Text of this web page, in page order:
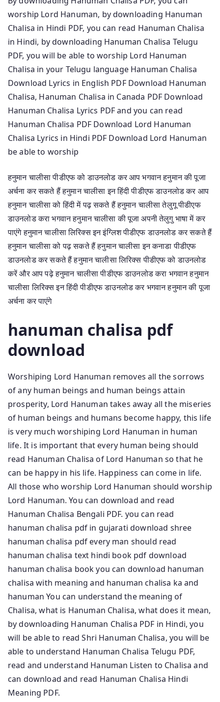
worship Lord Hanuman, by downloading Hanuman
Chalisa in Hindi PDF, you can read Hanuman Chalisa
in Hindi, by downloading Hanuman Chalisa Telugu
PDF, you will be able to worship Lord Hanuman
Chalisa in your Telugu language Hanuman Chalisa
Download Lyrics in English PDF Download Hanuman
Chalisa, Hanuman Chalisa in Canada PDF Download
Hanuman Chalisa Lyrics PDF and you can read
Hanuman Chalisa PDF Download Lord Hanuman
Chalisa Lyrics in Hindi PDF Download Lord Hanuman
be able to worship
हनुमान चालीसा पीडीएफ को डाउनलोड कर आप भगवान हनुमान की पूजा
अर्चना कर सकते हैं हनुमान चालीसा इन हिंदी पीडीएफ डाउनलोड कर आप
हनुमान चालीसा को हिंदी में पढ़ सकते हैं हनुमान चालीसा तेलुगू पीडीएफ
डाउनलोड करा भगवान हनुमान चालीसा की पूजा अपनी तेलुगु भाषा में कर
पाएंगे हनुमान चालीसा लिरिक्स इन इंग्लिश पीडीएफ डाउनलोड कर सकते हैं
हनुमान चालीसा को पढ़ सकते हैं हनुमान चालीसा इन कनाडा पीडीएफ
डाउनलोड कर सकते हैं हनुमान चालीसा लिरिक्स पीडीएफ को डाउनलोड
करें और आप पढ़े हनुमान चालीसा पीडीएफ डाउनलोड करा भगवान हनुमान
चालीसा लिरिक्स इन हिंदी पीडीएफ डाउनलोड कर भगवान हनुमान की पूजा
अर्चना कर पाएंगे
hanuman chalisa pdf
download
Worshiping Lord Hanuman removes all the sorrows
of any human beings and human beings attain
prosperity, Lord Hanuman takes away all the miseries
of human beings and humans become happy, this life
is very much worshiping Lord Hanuman in human
life. It is important that every human being should
read Hanuman Chalisa of Lord Hanuman so that he
can be happy in his life. Happiness can come in life.
All those who worship Lord Hanuman should worship
Lord Hanuman. You can download and read
Hanuman Chalisa Bengali PDF. you can read
hanuman chalisa pdf in gujarati download shree
hanuman chalisa pdf every man should read
hanuman chalisa text hindi book pdf download
hanuman chalisa book you can download hanuman
chalisa with meaning and hanuman chalisa ka and
hanuman You can understand the meaning of
Chalisa, what is Hanuman Chalisa, what does it mean,
by downloading Hanuman Chalisa PDF in Hindi, you
will be able to read Shri Hanuman Chalisa, you will be
able to understand Hanuman Chalisa Telugu PDF,
read and understand Hanuman Listen to Chalisa and
can download and read Hanuman Chalisa Hindi
Meaning PDF.